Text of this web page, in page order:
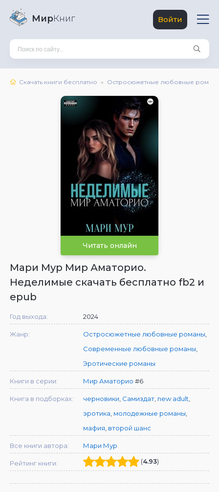
МирКниг Войти
Скачать книги бесплатно Остросюжетные любовные
Читать онлайн
Мари Мур Мир Аматорио.
Неделимые скачать бесплатно fb2 и
epub
Год выхода: 2024
Жанр: Остросюжетные любовные романы
Современные любовные романы
Эротические романы
Книги в серии: Мир Аматорио #6
Книга в подборках: черновики Самиздат new adult
эротика молодежные романы
мафия второй шанс
Все книги автора: Мари Мур
Рейтинг книги: (4.93)